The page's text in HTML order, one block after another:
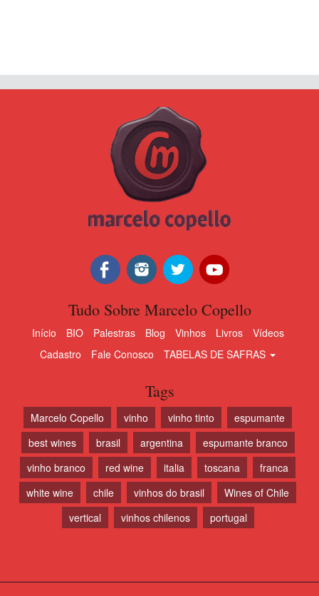
Tudo Sobre Marcelo Copello
Início BIO Palestras Blog Vinhos Livros
Vídeos
Cadastro
Fale Conosco TABELAS DE SAFRAS
Tags
Marcelo Copello vinho vinho tinto
espumante
best wines
brasil argentina
espumante branco
vinho branco
red wine italia toscana
franca
white wine
chile vinhos do brasil
Wines of Chile
vertical
vinhos chilenos portugal